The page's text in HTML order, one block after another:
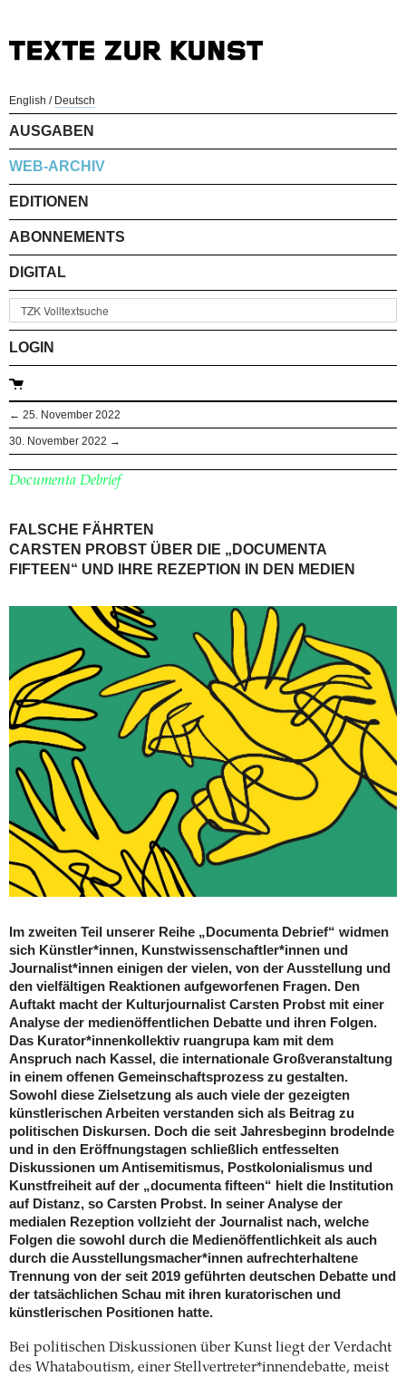
English / Deutsch
AUSGABEN
WEB-ARCHIV
EDITIONEN
ABONNEMENTS
DIGITAL
LOGIN
← 25. November 2022
30. November 2022 →
Documenta Debrief
FALSCHE FÄHRTEN
CARSTEN PROBST ÜBER DIE „DOCUMENTA
FIFTEEN“ UND IHRE REZEPTION IN DEN MEDIEN
Im zweiten Teil unserer Reihe „Documenta Debrief“ widmen
sich Künstler*innen, Kunstwissenschaftler*innen und
Journalist*innen einigen der vielen, von der Ausstellung und
den vielfältigen Reaktionen aufgeworfenen Fragen. Den
Auftakt macht der Kulturjournalist Carsten Probst mit einer
Analyse der medienöffentlichen Debatte und ihren Folgen.
Das Kurator*innenkollektiv ruangrupa kam mit dem
Anspruch nach Kassel, die internationale Großveranstaltung
in einem offenen Gemeinschaftsprozess zu gestalten.
Sowohl diese Zielsetzung als auch viele der gezeigten
künstlerischen Arbeiten verstanden sich als Beitrag zu
politischen Diskursen. Doch die seit Jahresbeginn brodelnde
und in den Eröffnungstagen schließlich entfesselten
Diskussionen um Antisemitismus, Postkolonialismus und
Kunstfreiheit auf der „documenta fifteen“ hielt die Institution
auf Distanz, so Carsten Probst. In seiner Analyse der
medialen Rezeption vollzieht der Journalist nach, welche
Folgen die sowohl durch die Medienöffentlichkeit als auch
durch die Ausstellungsmacher*innen aufrechterhaltene
Trennung von der seit 2019 geführten deutschen Debatte und
der tatsächlichen Schau mit ihren kuratorischen und
künstlerischen Positionen hatte.
Bei politischen Diskussionen über Kunst liegt der Verdacht
des Whataboutism, einer Stellvertreter*innendebatte, meist